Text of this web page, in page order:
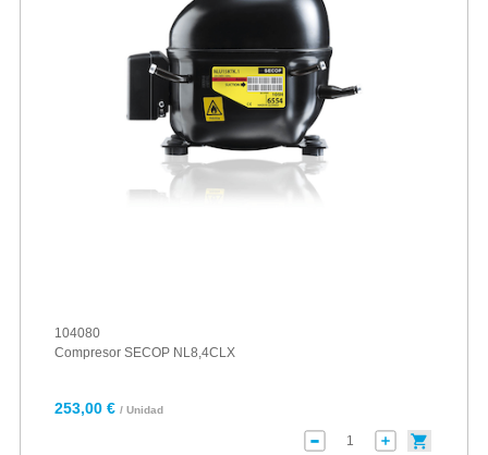
104080
Compresor SECOP NL8,4CLX
253,00 € / Unidad